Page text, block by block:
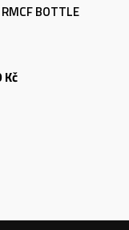
BOTTLE
Kč